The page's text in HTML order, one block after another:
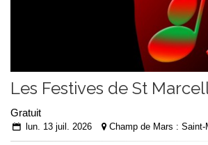
Les Festives de St
Gratuit
lun. 13 juil. 2026 Champ de Mars : Saint-